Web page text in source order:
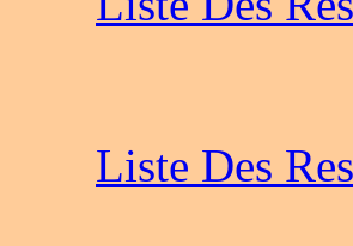
Liste Des